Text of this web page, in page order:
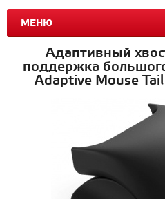
МЕНЮ
Адаптивный
поддержка
Adaptive Mouse